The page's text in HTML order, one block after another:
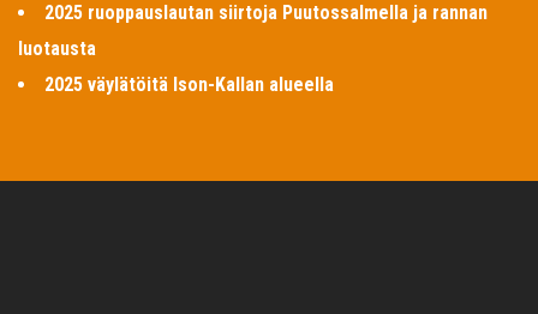
2025 ruoppauslautan siirtoja Puutossalmella ja rannan
luotausta
2025 väylätöitä Ison-Kallan alueella